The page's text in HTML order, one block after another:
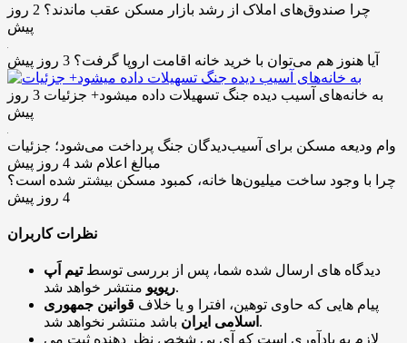
چرا صندوق‌های املاک از رشد بازار مسکن عقب ماندند؟
2 روز
پیش
آیا هنوز هم می‌توان با خرید خانه اقامت اروپا گرفت؟ 3 روز پیش
به خانه‌های آسیب دیده جنگ تسهیلات داده میشود+ جزئیات
3 روز
پیش
وام ودیعه مسکن برای آسیب‌دیدگان جنگ پرداخت می‌شود؛ جزئیات
مبالغ اعلام شد 4 روز پیش
چرا با وجود ساخت میلیون‌ها خانه، کمبود مسکن بیشتر شده است؟
4 روز پیش
نظرات کاربران
دیدگاه های ارسال شده شما، پس از بررسی توسطتیم اَپ
ریویومنتشر خواهد شد.
پیام هایی که حاوی توهین، افترا و یا خلاف قوانین جمهوری
اسلامی ایران باشد منتشر نخواهد شد.
لازم به یادآوری است که آی پی شخص نظر دهنده ثبت می